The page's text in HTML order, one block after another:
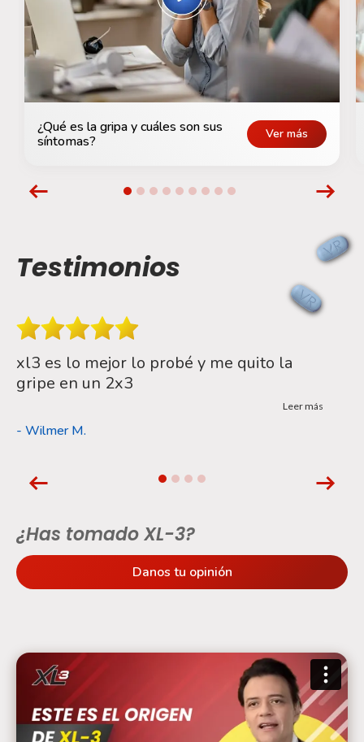
¿Qué es la gripa y cuáles son sus
síntomas?
Ver más
¿Has tomado XL-3?
Danos tu opinión
xl3 es lo mejor lo probé y me quito la
gripe en un 2x3
Leer más
- Wilmer M.
Testimonios